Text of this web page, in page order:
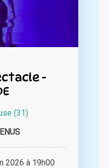
-
(31)
2026 à 19h00